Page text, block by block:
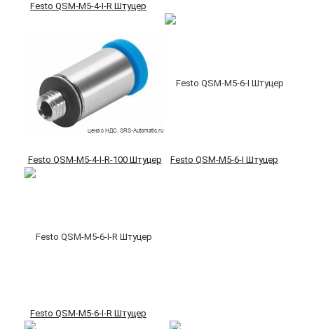
Festo QSM-M5-4-I-R Штуцер
Festo QSM-M5-4-I-R-100 Штуцер Festo QSM-M5-6-I Штуцер
Festo QSM-M5-6-I-R Штуцер